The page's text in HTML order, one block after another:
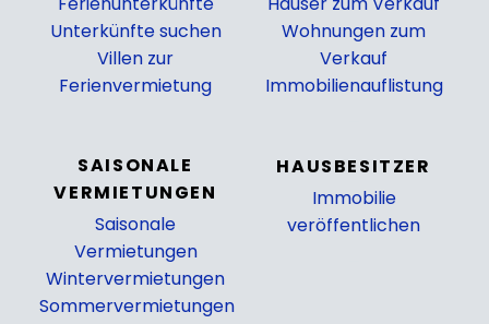
Unterkünfte suchen
Villen zur
Ferienvermietung
SAISONALE
VERMIETUNGEN
Saisonale
Vermietungen
Wintervermietungen
Sommervermietungen
Wohnungen zum
Verkauf
Immobilienauflistung
HAUSBESITZER
Immobilie
veröffentlichen